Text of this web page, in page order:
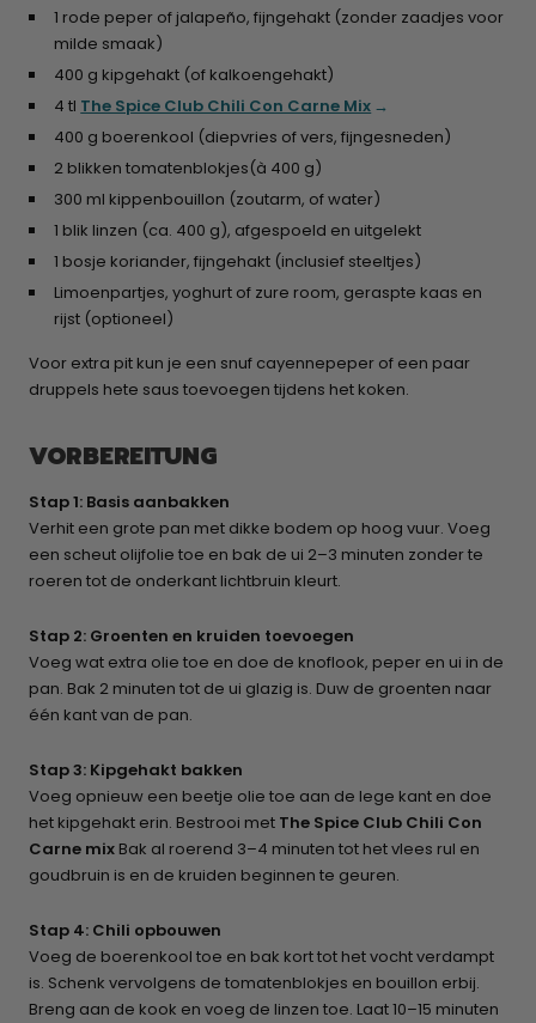
1 rode peper of jalapeño, fijngehakt (zonder zaadjes voor
milde smaak)
400 g kipgehakt (of kalkoengehakt)
4 tl The Spice Club Chili Con Carne Mix
400 g boerenkool (diepvries of vers, fijngesneden)
2 blikken tomatenblokjes(à 400 g)
300 ml kippenbouillon (zoutarm, of water)
1 blik linzen (ca. 400 g), afgespoeld en uitgelekt
1 bosje koriander, fijngehakt (inclusief steeltjes)
Limoenpartjes, yoghurt of zure room, geraspte kaas en
rijst (optioneel)
Voor extra pit kun je een snuf cayennepeper of een paar
druppels hete saus toevoegen tijdens het koken.
VORBEREITUNG
Stap 1: Basis aanbakken
Verhit een grote pan met dikke bodem op hoog vuur. Voeg
een scheut olijfolie toe en bak de ui 2–3 minuten zonder te
roeren tot de onderkant lichtbruin kleurt.
Stap 2: Groenten en kruiden toevoegen
Voeg wat extra olie toe en doe de knoflook, peper en ui in de
pan. Bak 2 minuten tot de ui glazig is. Duw de groenten naar
één kant van de pan.
Stap 3: Kipgehakt bakken
Voeg opnieuw een beetje olie toe aan de lege kant en doe
het kipgehakt erin. Bestrooi met The Spice Club Chili Con
Carne mix Bak al roerend 3–4 minuten tot het vlees rul en
goudbruin is en de kruiden beginnen te geuren.
Stap 4: Chili opbouwen
Voeg de boerenkool toe en bak kort tot het vocht verdampt
is. Schenk vervolgens de tomatenblokjes en bouillon erbij.
Breng aan de kook en voeg de linzen toe. Laat 10–15 minuten